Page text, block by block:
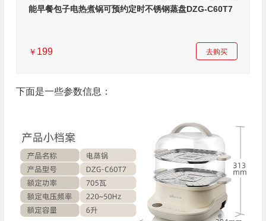
能早餐包子电热煮锅可预约定时不锈钢蒸盘DZG-C60T7
￥ 199 去购买
下面是一些参数信息：